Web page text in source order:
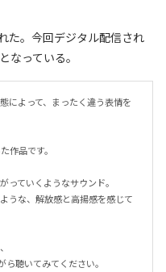
た。今回デジタル配信され
なっている。
によって、まったく違う表情を
作品です。
っていくようなサウンド。
うな、解放感と高揚感を感じて
ら聴いてみてください。